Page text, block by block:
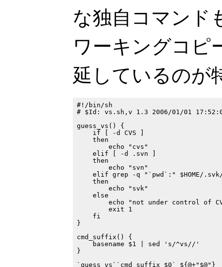
な独自コマンド
ワーキングコピ
延しているのが
#!/bin/sh
# $Id: vs.sh,v 1.3 2006/01/01
guess_vs() {
    if [ -d CVS ]
    then
        echo "cvs"
    elif [ -d .svn ]
    then
        echo "svn"
elif grep -q "`pwd`:" $HOME/
    then
        echo "svk"
    else
echo "not under control of
        exit 1
    fi
}
cmd_suffix() {
    basename $1 | sed 's/^vs//'
}